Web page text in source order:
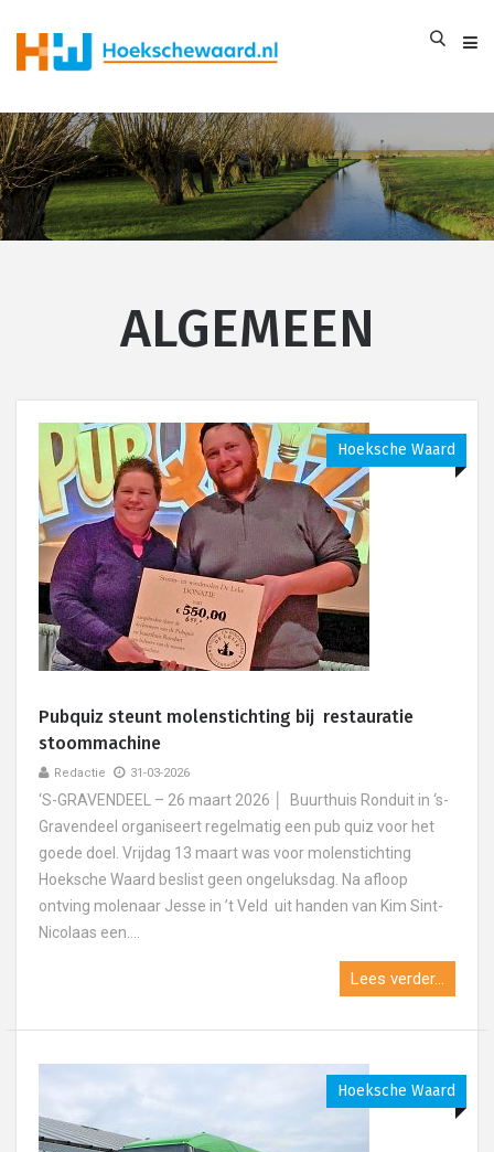
ALGEMEEN
Hoeksche Waard
Pubquiz steunt molenstichting bij restauratie
stoommachine
Redactie 31-03-2026
‘S-GRAVENDEEL – 26 maart 2026 │ Buurthuis Ronduit in ‘s-
Gravendeel organiseert regelmatig een pub quiz voor het
goede doel. Vrijdag 13 maart was voor molenstichting
Hoeksche Waard beslist geen ongeluksdag. Na afloop
ontving molenaar Jesse in ’t Veld uit handen van Kim Sint-
Nicolaas een....
Lees verder...
Hoeksche Waard